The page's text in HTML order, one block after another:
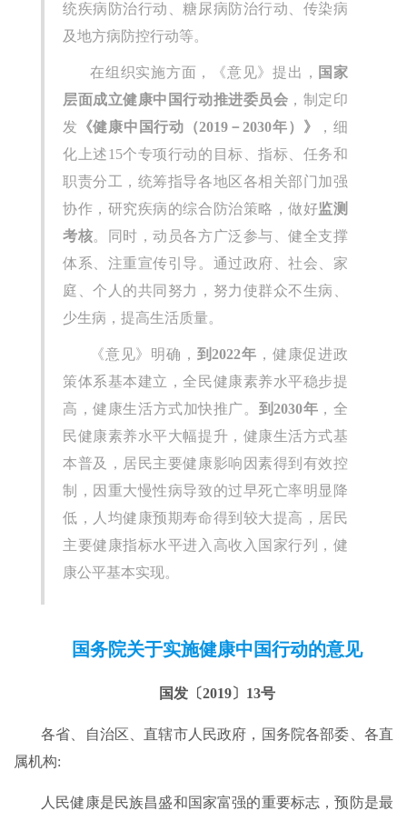
统疾病防治行动、糖尿病防治行动、传染病
及地方病防控行动等。
在组织实施方面，《意见》提出， 国家
层面成立健康中国行动推进委员会 ，制定印
发
《健康中国行动（2019－2030年）》
，细
化上述15个专项行动的目标、指标、任务和
职责分工，统筹指导各地区各相关部门加强
协作，研究疾病的综合防治策略，做好监测
考核。同时，动员各方广泛参与、健全支撑
体系、注重宣传引导。通过政府、社会、家
庭、个人的共同努力，努力使群众不生病、
少生病，提高生活质量。
《意见》明确， 到2022年 ，健康促进政
策体系基本建立，全民健康素养水平稳步提
高，健康生活方式加快推广。 到2030年 ，全
民健康素养水平大幅提升，健康生活方式基
本普及，居民主要健康影响因素得到有效控
制，因重大慢性病导致的过早死亡率明显降
低，人均健康预期寿命得到较大提高，居民
主要健康指标水平进入高收入国家行列，健
康公平基本实现。
国务院关于实施健康中国行动的意见
国发〔2019〕13号
各省、自治区、直辖市人民政府，国务院各部委、各直
属机构:
人民健康是民族昌盛和国家富强的重要标志，预防是最